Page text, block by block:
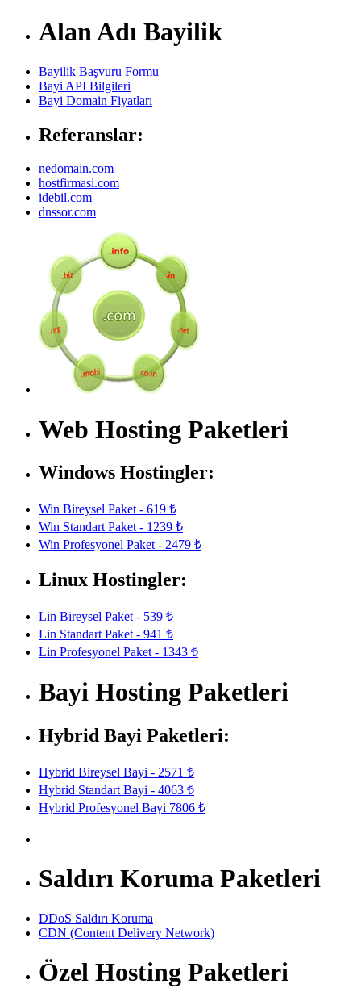
Alan Adı Bayilik
Bayilik Başvuru Formu
Bayi API Bilgileri
Bayi Domain Fiyatları
Referanslar:
nedomain.com
hostfirmasi.com
idebil.com
dnssor.com
Web Hosting Paketleri
Windows Hostingler:
Win Bireysel Paket - 619 ₺
Win Standart Paket - 1239 ₺
Win Profesyonel Paket - 2479 ₺
Linux Hostingler:
Lin Bireysel Paket - 539 ₺
Lin Standart Paket - 941 ₺
Lin Profesyonel Paket - 1343 ₺
Bayi Hosting Paketleri
Hybrid Bayi Paketleri:
Hybrid Bireysel Bayi - 2571 ₺
Hybrid Standart Bayi - 4063 ₺
Hybrid Profesyonel Bayi 7806 ₺
Saldırı Koruma Paketleri
DDoS Saldırı Koruma
CDN (Content Delivery Network)
Özel Hosting Paketleri